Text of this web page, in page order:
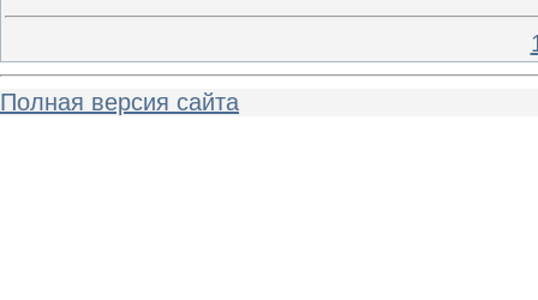
Полная версия сайта